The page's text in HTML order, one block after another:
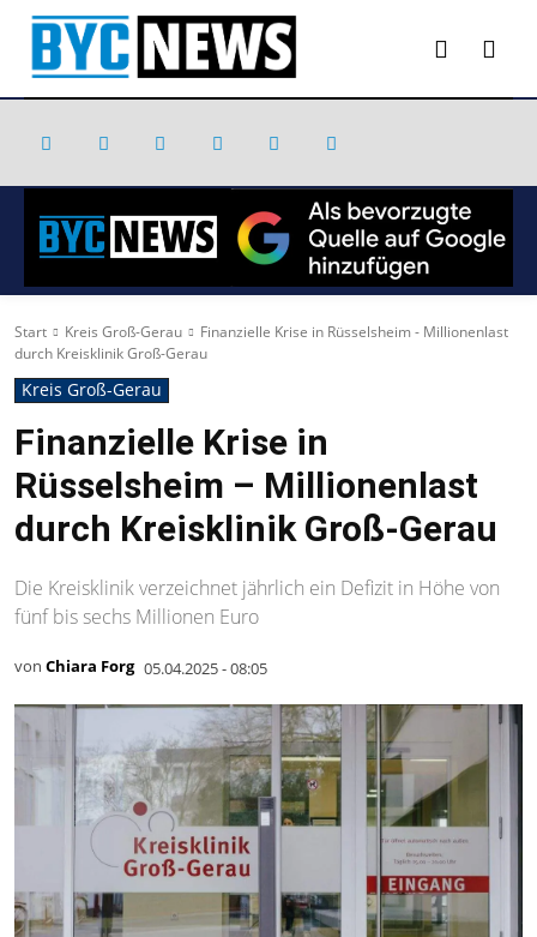
Start Kreis Groß-Gerau
Finanzielle Krise in Rüsselsheim - Millionenlast
durch Kreisklinik Groß-Gerau
Kreis Groß-Gerau
Finanzielle Krise in
Rüsselsheim – Millionenlast
durch Kreisklinik Groß-Gerau
Die Kreisklinik verzeichnet jährlich ein Defizit in Höhe von
fünf bis sechs Millionen Euro
von Chiara Forg 05.04.2025 - 08:05